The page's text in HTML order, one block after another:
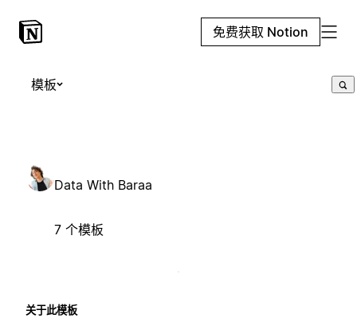
免费获取 Notion
模板
Data With Baraa
7 个模板
关于此模板